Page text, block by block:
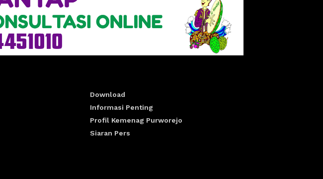
Download
Informasi Penting
Profil Kemenag Purworejo
Siaran Pers